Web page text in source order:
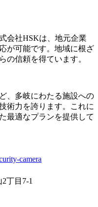
会社HSKは、地元企業
が可能です。地域に根ざ
の信頼を得ています。
、多岐にわたる施設への
術力を誇ります。これに
最適なプランを提供して
camera
丁目7-1